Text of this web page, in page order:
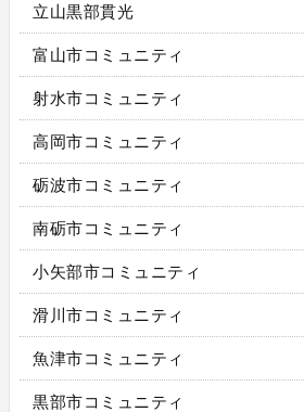
立山黒部貫光
富山市コミュニティ
射水市コミュニティ
高岡市コミュニティ
砺波市コミュニティ
南砺市コミュニティ
小矢部市コミュニティ
滑川市コミュニティ
魚津市コミュニティ
黒部市コミュニティ